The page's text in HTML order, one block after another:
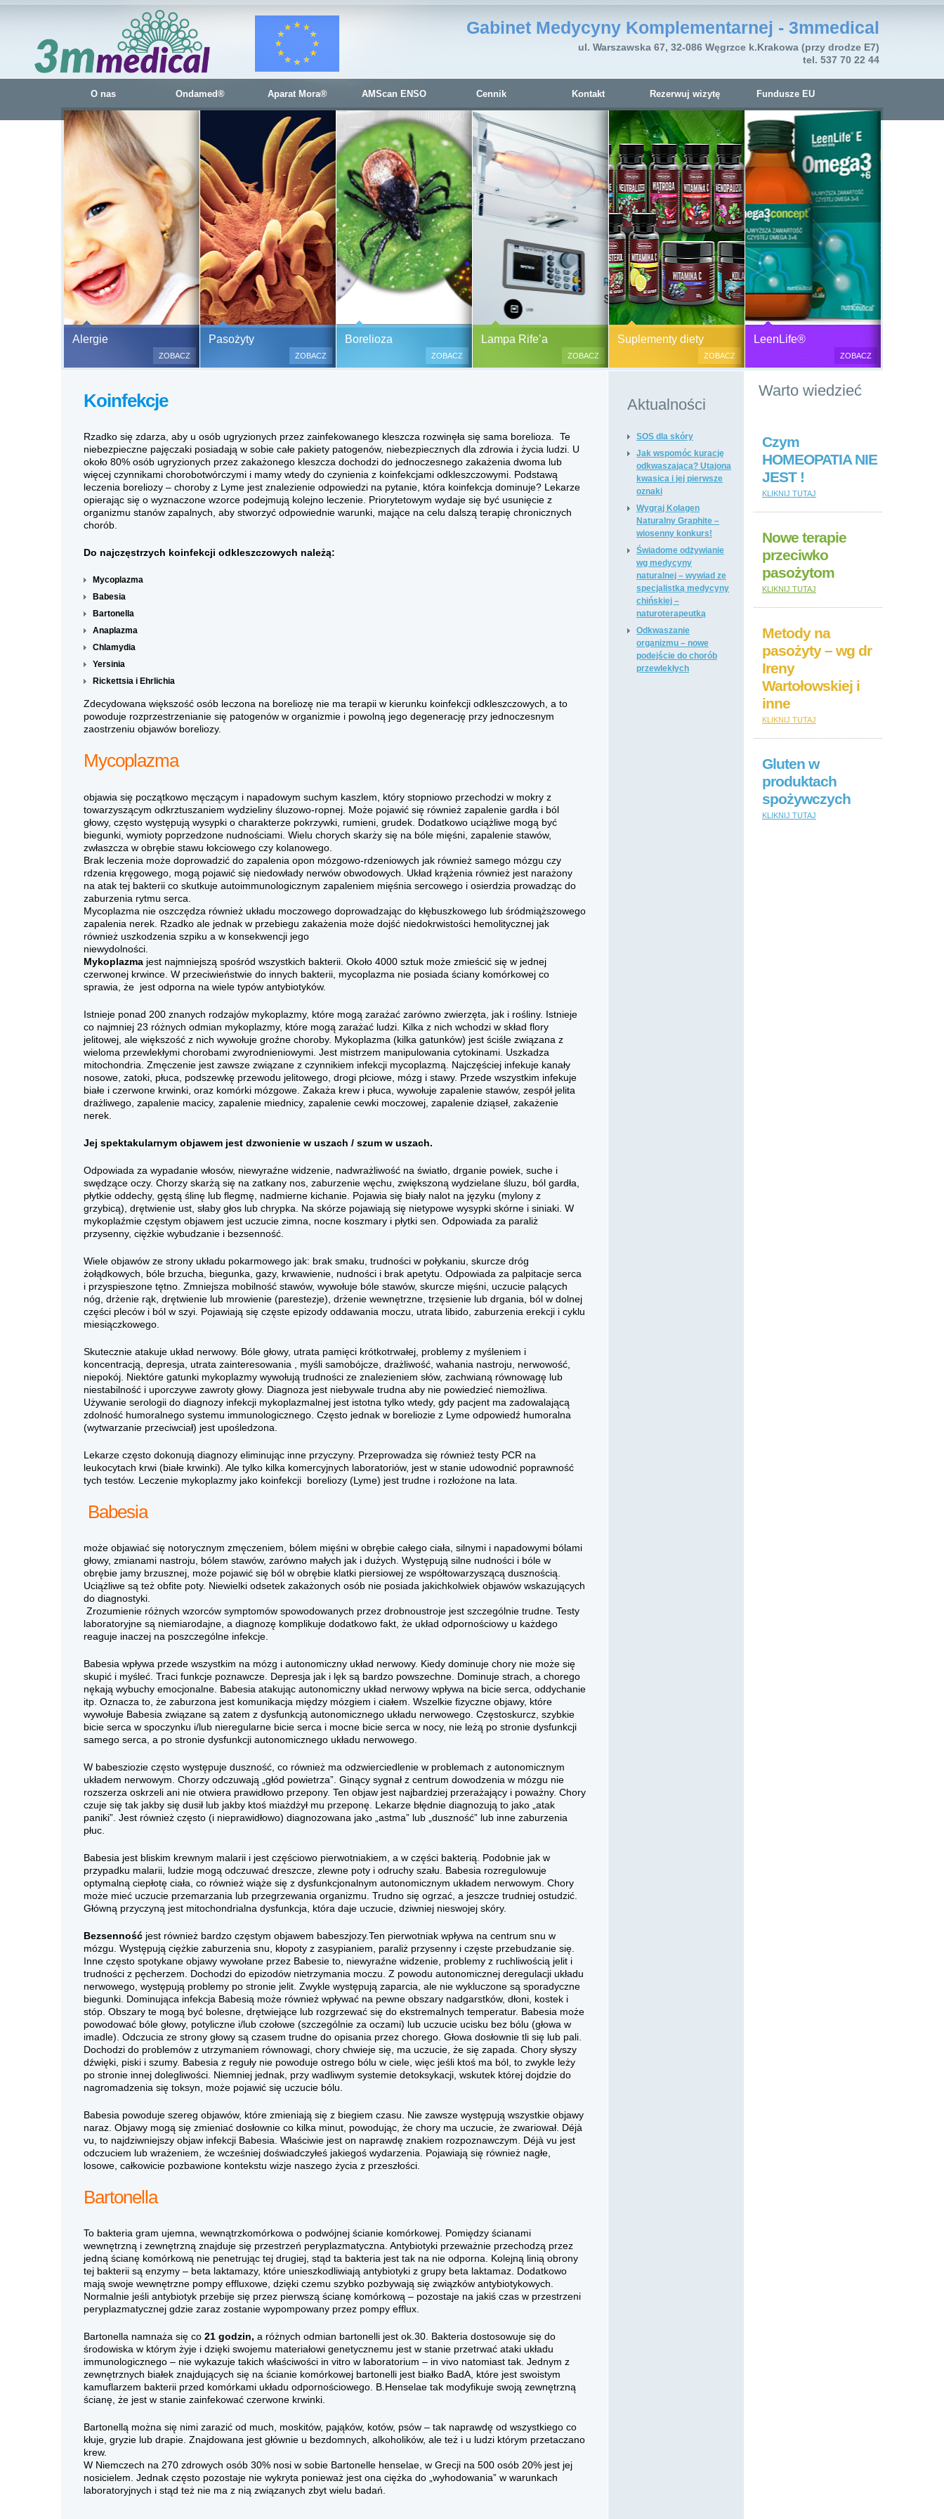
O nas Ondamed® Aparat Mora® AMScan ENSO Cennik Kontakt Rezerwuj wizytę Fundusze EU
Gabinet Medycyny Komplementarnej - 3mmedical
ul. Warszawska 67, 32-086 Węgrzce k.Krakowa (przy drodze E7)
tel. 537 70 22 44
Alergie
Bezbolesne testy alergiczne na ok.
500 alergenów oraz zabiegi
odczulające.
ZOBACZ
Pasożyty
Pasożyty, grzyby, bakterie
(BORELIOZA) i wirusy – diagnostyka
przed laty. Ryzyko zakażenia
boreliozą związane jest ze stałym
lub czasowym przebywaniem na
terenach opanowanych prze
zakażone kleszcze, komary lub
meszki.
ZOBACZ
Borelioza Borelioza i koinfekcje
ZOBACZ
Lampa Rife’a
Generator plazmy
ZOBACZ
Suplementy diety
Suplementy diety, zdrowa żywność i
przeciwbakteryjne, przeciwgrzybicze
ogólnie wzmacniające i regulujące
funkcje organizmu, dietetyczne i
regulujące pracę układu
tkanki łącznej i kosmetyki naturalne,
Nona, Colway, Morinda, Forever.
ZOBACZ
LeenLife®
ZOBACZ
Koinfekcje
Rzadko się zdarza, aby u osób ugryzionych przez zainfekowanego kleszcza rozwinęła się sama borelioza. Te
niebezpieczne pajęczaki posiadają w sobie całe pakiety patogenów, niebezpiecznych dla zdrowia i życia ludzi. U
około 80% osób ugryzionych przez zakażonego kleszcza dochodzi do jednoczesnego zakażenia dwoma lub
więcej czynnikami chorobotwórczymi i mamy wtedy do czynienia z koinfekcjami odkleszczowymi. Podstawą
leczenia boreliozy – choroby z Lyme jest znalezienie odpowiedzi na pytanie, która koinfekcja dominuje? Lekarze
opierając się o wyznaczone wzorce podejmują kolejno leczenie. Priorytetowym wydaje się być usunięcie z
organizmu stanów zapalnych, aby stworzyć odpowiednie warunki, mające na celu dalszą terapię chronicznych
chorób.
Do najczęstrzych koinfekcji odkleszczowych należą:
Mycoplazma
Babesia
Bartonella
Anaplazma
Chlamydia
Yersinia
Rickettsia i Ehrlichia
Zdecydowana większość osób leczona na boreliozę nie ma terapii w kierunku koinfekcji odkleszczowych, a to
powoduje rozprzestrzenianie się patogenów w organizmie i powolną jego degenerację przy jednoczesnym
zaostrzeniu objawów boreliozy.
Mycoplazma
objawia się początkowo męczącym i napadowym suchym kaszlem, który stopniowo przechodzi w mokry z
towarzyszącym odkrztuszaniem wydzieliny śluzowo-ropnej. Może pojawić się również zapalenie gardła i ból
głowy, często występują wysypki o charakterze pokrzywki, rumieni, grudek. Dodatkowo uciążliwe mogą być
biegunki, wymioty poprzedzone nudnościami. Wielu chorych skarży się na bóle mięśni, zapalenie stawów,
zwłaszcza w obrębie stawu łokciowego czy kolanowego.
Brak leczenia może doprowadzić do zapalenia opon mózgowo-rdzeniowych jak również samego mózgu czy
rdzenia kręgowego, mogą pojawić się niedowłady nerwów obwodowych. Układ krążenia również jest narażony
na atak tej bakterii co skutkuje autoimmunologicznym zapaleniem mięśnia sercowego i osierdzia prowadząc do
zaburzenia rytmu serca.
Mycoplazma nie oszczędza również układu moczowego doprowadzając do kłębuszkowego lub śródmiąższowego
zapalenia nerek. Rzadko ale jednak w przebiegu zakażenia może dojść niedokrwistości hemolitycznej jak
również uszkodzenia szpiku a w konsekwencji jego
niewydolności.
Mykoplazma jest najmniejszą spośród wszystkich bakterii. Około 4000 sztuk może zmieścić się w jednej
czerwonej krwince. W przeciwieństwie do innych bakterii, mycoplazma nie posiada ściany komórkowej co
sprawia, że ​​ jest odporna na wiele typów antybiotyków.
Istnieje ponad 200 znanych rodzajów mykoplazmy, które mogą zarażać zarówno zwierzęta, jak i rośliny. Istnieje
co najmniej 23 różnych odmian mykoplazmy, które mogą zarażać ludzi. Kilka z nich wchodzi w skład flory
jelitowej, ale większość z nich wywołuje groźne choroby. Mykoplazma (kilka gatunków) jest ściśle związana z
wieloma przewlekłymi chorobami zwyrodnieniowymi. Jest mistrzem manipulowania cytokinami. Uszkadza
mitochondria. Zmęczenie jest zawsze związane z czynnikiem infekcji mycoplazmą. Najczęściej infekuje kanały
nosowe, zatoki, płuca, podszewkę przewodu jelitowego, drogi płciowe, mózg i stawy. Przede wszystkim infekuje
białe i czerwone krwinki, oraz komórki mózgowe. Zakaża krew i płuca, wywołuje zapalenie stawów, zespół jelita
drażliwego, zapalenie macicy, zapalenie miednicy, zapalenie cewki moczowej, zapalenie dziąseł, zakażenie
nerek.
Jej spektakularnym objawem jest dzwonienie w uszach / szum w uszach.
Odpowiada za wypadanie włosów, niewyraźne widzenie, nadwrażliwość na światło, drganie powiek, suche i
swędzące oczy. Chorzy skarżą się na zatkany nos, zaburzenie węchu, zwiększoną wydzielane śluzu, ból gardła,
płytkie oddechy, gęstą ślinę lub flegmę, nadmierne kichanie. Pojawia się biały nalot na języku (mylony z
grzybicą), drętwienie ust, słaby głos lub chrypka. Na skórze pojawiają się nietypowe wysypki skórne i siniaki. W
mykoplaźmie częstym objawem jest uczucie zimna, nocne koszmary i płytki sen. Odpowiada za paraliż
przysenny, ciężkie wybudzanie i bezsenność.
Wiele objawów ze strony układu pokarmowego jak: brak smaku, trudności w połykaniu, skurcze dróg
żołądkowych, bóle brzucha, biegunka, gazy, krwawienie, nudności i brak apetytu. Odpowiada za palpitacje serca
i przyspieszone tętno. Zmniejsza mobilność stawów, wywołuje bóle stawów, skurcze mięśni, uczucie palących
nóg, drżenie rąk, drętwienie lub mrowienie (parestezje), drżenie wewnętrzne, trzęsienie lub drgania, ból w dolnej
części pleców i ból w szyi. Pojawiają się częste epizody oddawania moczu, utrata libido, zaburzenia erekcji i cyklu
miesiączkowego.
Skutecznie atakuje układ nerwowy. Bóle głowy, utrata pamięci krótkotrwałej, problemy z myśleniem i
koncentracją, depresja, utrata zainteresowania , myśli samobójcze, drażliwość, wahania nastroju, nerwowość,
niepokój. Niektóre gatunki mykoplazmy wywołują trudności ze znalezieniem słów, zachwianą równowagę lub
niestabilność i uporczywe zawroty głowy. Diagnoza jest niebywale trudna aby nie powiedzieć niemożliwa.
Używanie serologii do diagnozy infekcji mykoplazmalnej jest istotna tylko wtedy, gdy pacjent ma zadowalającą
zdolność humoralnego systemu immunologicznego. Często jednak w boreliozie z Lyme odpowiedź humoralna
(wytwarzanie przeciwciał) jest upośledzona.
Lekarze często dokonują diagnozy eliminując inne przyczyny. Przeprowadza się również testy PCR na
leukocytach krwi (białe krwinki). Ale tylko kilka komercyjnych laboratoriów, jest w stanie udowodnić poprawność
tych testów. Leczenie mykoplazmy jako koinfekcji boreliozy (Lyme) jest trudne i rozłożone na lata.
Babesia
może objawiać się notorycznym zmęczeniem, bólem mięśni w obrębie całego ciała, silnymi i napadowymi bólami
głowy, zmianami nastroju, bólem stawów, zarówno małych jak i dużych. Występują silne nudności i bóle w
obrębie jamy brzusznej, może pojawić się ból w obrębie klatki piersiowej ze współtowarzyszącą dusznością.
Uciążliwe są też obfite poty. Niewielki odsetek zakażonych osób nie posiada jakichkolwiek objawów wskazujących
do diagnostyki.
Zrozumienie różnych wzorców symptomów spowodowanych przez drobnoustroje jest szczególnie trudne. Testy
laboratoryjne są niemiarodajne, a diagnozę komplikuje dodatkowo fakt, że układ odpornościowy u każdego
reaguje inaczej na poszczególne infekcje.
Babesia wpływa przede wszystkim na mózg i autonomiczny układ nerwowy. Kiedy dominuje chory nie może się
skupić i myśleć. Traci funkcje poznawcze. Depresja jak i lęk są bardzo powszechne. Dominuje strach, a chorego
nękają wybuchy emocjonalne. Babesia atakując autonomiczny układ nerwowy wpływa na bicie serca, oddychanie
itp. Oznacza to, że zaburzona jest komunikacja między mózgiem i ciałem. Wszelkie fizyczne objawy, które
wywołuje Babesia związane są zatem z dysfunkcją autonomicznego układu nerwowego. Częstoskurcz, szybkie
bicie serca w spoczynku i/lub nieregularne bicie serca i mocne bicie serca w nocy, nie leżą po stronie dysfunkcji
samego serca, a po stronie dysfunkcji autonomicznego układu nerwowego.
W babesziozie często występuje duszność, co również ma odzwierciedlenie w problemach z autonomicznym
układem nerwowym. Chorzy odczuwają „głód powietrza”. Ginący sygnał z centrum dowodzenia w mózgu nie
rozszerza oskrzeli ani nie otwiera prawidłowo przepony. Ten objaw jest najbardziej przerażający i poważny. Chory
czuje się tak jakby się dusił lub jakby ktoś miażdżył mu przeponę. Lekarze błędnie diagnozują to jako „atak
paniki”. Jest również często (i nieprawidłowo) diagnozowana jako „astma” lub „duszność” lub inne zaburzenia
płuc.
Babesia jest bliskim krewnym malarii i jest częściowo pierwotniakiem, a w części bakterią. Podobnie jak w
przypadku malarii, ludzie mogą odczuwać dreszcze, zlewne poty i odruchy szału. Babesia rozregulowuje
optymalną ciepłotę ciała, co również wiąże się z dysfunkcjonalnym autonomicznym układem nerwowym. Chory
może mieć uczucie przemarzania lub przegrzewania organizmu. Trudno się ogrzać, a jeszcze trudniej ostudzić.
Główną przyczyną jest mitochondrialna dysfunkcja, która daje uczucie, dziwniej nieswojej skóry.
Bezsenność jest również bardzo częstym objawem babeszjozy.Ten pierwotniak wpływa na centrum snu w
mózgu. Występują ciężkie zaburzenia snu, kłopoty z zasypianiem, paraliż przysenny i częste przebudzanie się.
Inne często spotykane objawy wywołane przez Babesie to, niewyraźne widzenie, problemy z ruchliwością jelit i
trudności z pęcherzem. Dochodzi do epizodów nietrzymania moczu. Z powodu autonomicznej deregulacji układu
nerwowego, występują problemy po stronie jelit. Zwykle występują zaparcia, ale nie wykluczone są sporadyczne
biegunki. Dominująca infekcja Babesią może również wpływać na pewne obszary nadgarstków, dłoni, kostek i
stóp. Obszary te mogą być bolesne, drętwiejące lub rozgrzewać się do ekstremalnych temperatur. Babesia może
powodować bóle głowy, potyliczne i/lub czołowe (szczególnie za oczami) lub uczucie ucisku bez bólu (głowa w
imadle). Odczucia ze strony głowy są czasem trudne do opisania przez chorego. Głowa dosłownie tli się lub pali.
Dochodzi do problemów z utrzymaniem równowagi, chory chwieje się, ma uczucie, że się zapada. Chory słyszy
dźwięki, piski i szumy. Babesia z reguły nie powoduje ostrego bólu w ciele, więc jeśli ktoś ma ból, to zwykle leży
po stronie innej dolegliwości. Niemniej jednak, przy wadliwym systemie detoksykacji, wskutek której dojdzie do
nagromadzenia się toksyn, może pojawić się uczucie bólu.
Babesia powoduje szereg objawów, które zmieniają się z biegiem czasu. Nie zawsze występują wszystkie objawy
naraz. Objawy mogą się zmieniać dosłownie co kilka minut, powodując, że chory ma uczucie, że zwariował. Déjà
vu, to najdziwniejszy objaw infekcji Babesia. Właściwie jest on naprawdę znakiem rozpoznawczym. Déjà vu jest
odczuciem lub wrażeniem, że wcześniej doświadczyłeś jakiegoś wydarzenia. Pojawiają się również nagłe,
losowe, całkowicie pozbawione kontekstu wizje naszego życia z przeszłości.
Bartonella
To bakteria gram ujemna, wewnątrzkomórkowa o podwójnej ścianie komórkowej. Pomiędzy ścianami
wewnętrzną i zewnętrzną znajduje się przestrzeń peryplazmatyczna. Antybiotyki przeważnie przechodzą przez
jedną ścianę komórkową nie penetrując tej drugiej, stąd ta bakteria jest tak na nie odporna. Kolejną linią obrony
tej bakterii są enzymy – beta laktamazy, które unieszkodliwiają antybiotyki z grupy beta laktamaz. Dodatkowo
mają swoje wewnętrzne pompy effluxowe, dzięki czemu szybko pozbywają się związków antybiotykowych.
Normalnie jeśli antybiotyk przebije się przez pierwszą ścianę komórkową – pozostaje na jakiś czas w przestrzeni
peryplazmatycznej gdzie zaraz zostanie wypompowany przez pompy efflux.
Bartonella namnaża się co 21 godzin, a różnych odmian bartonelli jest ok.30. Bakteria dostosowuje się do
środowiska w którym żyje i dzięki swojemu materiałowi genetycznemu jest w stanie przetrwać ataki układu
immunologicznego – nie wykazuje takich właściwości in vitro w laboratorium – in vivo natomiast tak. Jednym z
zewnętrznych białek znajdujących się na ścianie komórkowej bartonelli jest białko BadA, które jest swoistym
kamuflarzem bakterii przed komórkami układu odpornościowego. B.Henselae tak modyfikuje swoją zewnętrzną
ścianę, że jest w stanie zainfekować czerwone krwinki.
Bartonellą można się nimi zarazić od much, moskitów, pająków, kotów, psów – tak naprawdę od wszystkiego co
kłuje, gryzie lub drapie. Znajdowana jest głównie u bezdomnych, alkoholików, ale też i u ludzi którym przetaczano
krew.
W Niemczech na 270 zdrowych osób 30% nosi w sobie Bartonelle henselae, w Grecji na 500 osób 20% jest jej
nosicielem. Jednak często pozostaje nie wykryta ponieważ jest ona ciężka do „wyhodowania” w warunkach
laboratoryjnych i stąd też nie ma z nią związanych zbyt wielu badań.
Aktualności
SOS dla skóry
Jak wspomóc kurację
odkwaszającą? Utajona
kwasica i jej pierwsze
oznaki
Wygraj Kolagen
Naturalny Graphite –
wiosenny konkurs!
Świadome odżywianie
wg medycyny
naturalnej – wywiad ze
specjalistką medycyny
chińskiej –
naturoterapeutką
Odkwaszanie
organizmu – nowe
podejście do chorób
przewlekłych
Warto wiedzieć
Czym
HOMEOPATIA NIE
JEST !
KLIKNIJ TUTAJ
Nowe terapie
przeciwko
pasożytom
KLIKNIJ TUTAJ
Metody na
pasożyty – wg dr
Ireny
Wartołowskiej i
inne
KLIKNIJ TUTAJ
Gluten w
produktach
spożywczych
KLIKNIJ TUTAJ